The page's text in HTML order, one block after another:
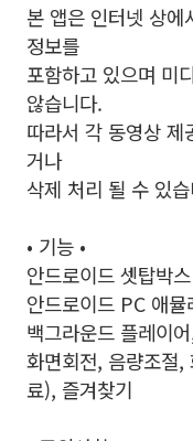
본 앱은 인터넷 상
정보를
포함하고 있으며 미
않습니다.
따라서 각 동영상
거나
삭제 처리 될 수 있
• 기능 •
안드로이드 셋탑박
안드로이드 PC 애뮬
백그라운드 플레이
화면회전, 음량조절,
료), 즐겨찾기